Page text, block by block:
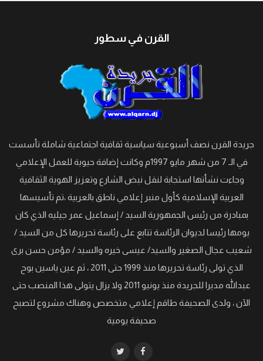
القرن في سطور
جريدة القرن نصف أسبوعية سياسية ثقافية اجتماعية شاملة تأسست
في الـ 7 من شهر مايو 1997م وكانت إضافة حيوية للعمل الإعلامي
وجاءت نشأتها استجابة لنقل نبض الشارع وتعزيز الهوية الثقافية
العربية الإسلامية كأول منبر إعلامي ناطق بالعربية ،تم تأسيسها
بمبادرة من رئيس الجمهورية السيد / إسماعيل عمر جيليه الذي كان
يومها رئيسا لديوان الرئاسة تتابع على رئاسة تحريرها كل من السيد /
شعيب عجال الصغير والسيد/ عيسى خيره والسيد / مؤمن حسن برى
الذي تولى رئاسة تحريرها منذ 1999 حتى 2011 ، ثم عين ياسين بوح
عبدالله مديرا للجريدة منذ يونيو 2011 ولا يزال يتولى هذا المنصب حتى
الآن ، ولدى الصحيفة طاقم إعلامي متخصص وهناك مشروع لتصبح
صحيفة يومية